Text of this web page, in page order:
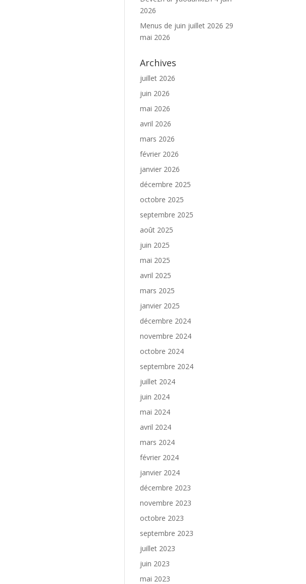
2026
Menus de juin juillet 2026 29
mai 2026
Archives
juillet 2026
juin 2026
mai 2026
avril 2026
mars 2026
février 2026
janvier 2026
décembre 2025
octobre 2025
septembre 2025
août 2025
juin 2025
mai 2025
avril 2025
mars 2025
janvier 2025
décembre 2024
novembre 2024
octobre 2024
septembre 2024
juillet 2024
juin 2024
mai 2024
avril 2024
mars 2024
février 2024
janvier 2024
décembre 2023
novembre 2023
octobre 2023
septembre 2023
juillet 2023
juin 2023
mai 2023